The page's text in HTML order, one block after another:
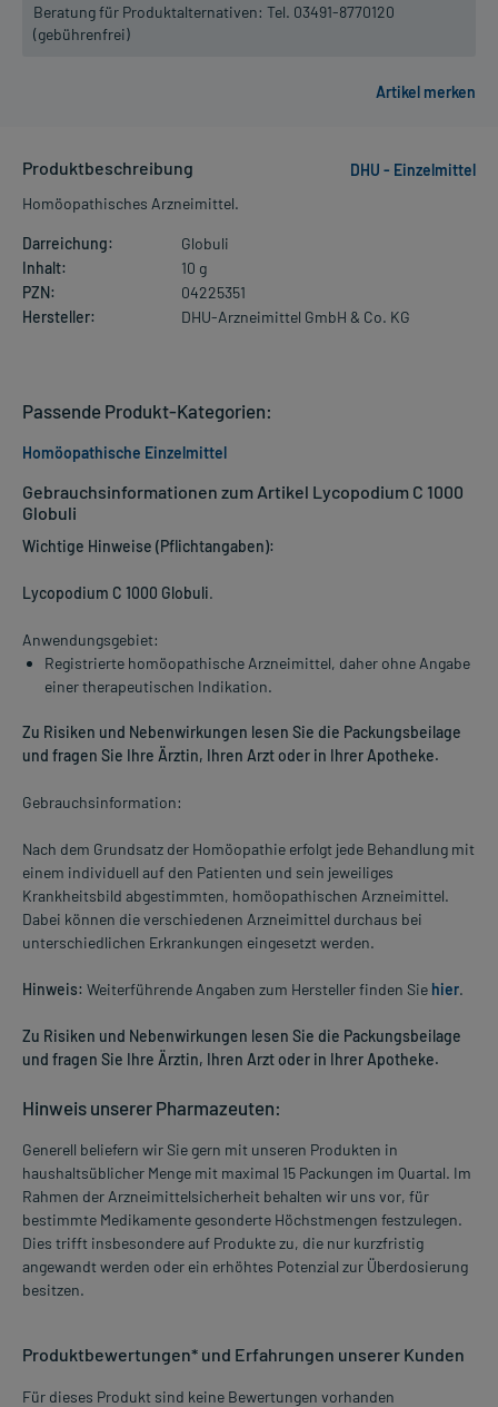
Beratung für Produktalternativen: Tel. 03491-8770120
(gebührenfrei)
Produktbeschreibung
DHU - Einzelmittel
Homöopathisches Arzneimittel.
Darreichung:
Globuli
Inhalt:
10 g
PZN:
04225351
Hersteller:
DHU-Arzneimittel GmbH & Co. KG
Gebrauchsinformationen zum Artikel Lycopodium C 1000
Globuli
Wichtige Hinweise (Pflichtangaben):
Lycopodium C 1000 Globuli.
Anwendungsgebiet:
Registrierte homöopathische Arzneimittel, daher ohne Angabe
einer therapeutischen Indikation.
Zu Risiken und Nebenwirkungen lesen Sie die Packungsbeilage
und fragen Sie Ihre Ärztin, Ihren Arzt oder in Ihrer Apotheke.
Gebrauchsinformation:
Nach dem Grundsatz der Homöopathie erfolgt jede Behandlung mit
einem individuell auf den Patienten und sein jeweiliges
Krankheitsbild abgestimmten, homöopathischen Arzneimittel.
Dabei können die verschiedenen Arzneimittel durchaus bei
unterschiedlichen Erkrankungen eingesetzt werden.
Hinweis: Weiterführende Angaben zum Hersteller finden Sie hier.
Zu Risiken und Nebenwirkungen lesen Sie die Packungsbeilage
und fragen Sie Ihre Ärztin, Ihren Arzt oder in Ihrer Apotheke.
Hinweis unserer Pharmazeuten:
Generell beliefern wir Sie gern mit unseren Produkten in
haushaltsüblicher Menge mit maximal 15 Packungen im Quartal. Im
Rahmen der Arzneimittelsicherheit behalten wir uns vor, für
bestimmte Medikamente gesonderte Höchstmengen festzulegen.
Dies trifft insbesondere auf Produkte zu, die nur kurzfristig
angewandt werden oder ein erhöhtes Potenzial zur Überdosierung
besitzen.
Produktbewertungen* und Erfahrungen unserer Kunden
Für dieses Produkt sind keine Bewertungen vorhanden
Passende Produkt-Kategorien:
Homöopathische Einzelmittel